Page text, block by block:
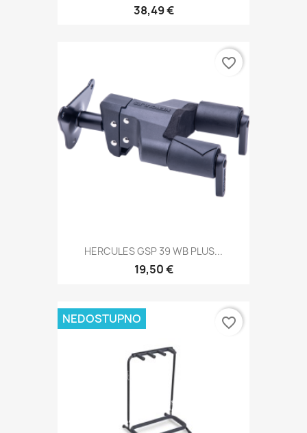
38,49 €
HERCULES GSP 39 WB PLUS...
19,50 €
favorite_border
NEDOSTUPNO favorite_border